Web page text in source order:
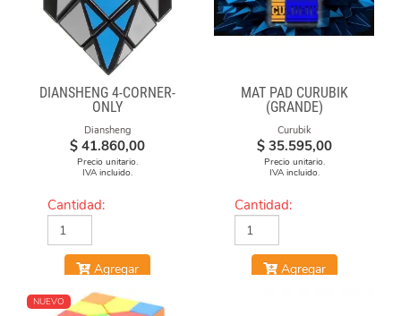
DIANSHENG 4-CORNER-
ONLY
Diansheng
$ 41.860,00
Precio unitario.
IVA incluido.
Cantidad:
Agregar
MAT PAD CURUBIK
(GRANDE)
Curubik
$ 35.595,00
Precio unitario.
IVA incluido.
Cantidad:
Agregar
NUEVO